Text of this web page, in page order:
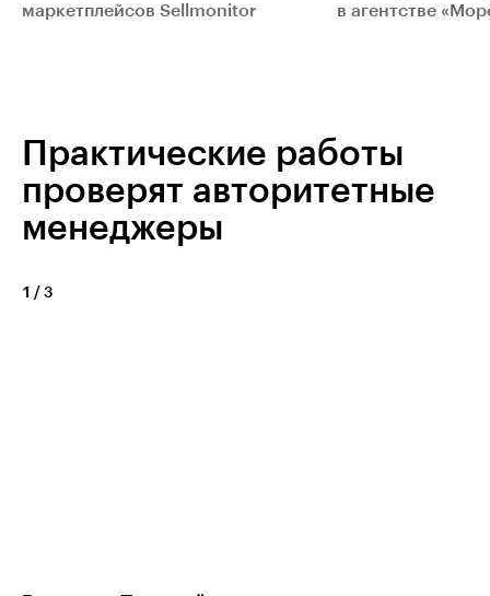
маркетплейсов Sellmonitor
в агентстве
Практические работы
проверят авторитетные
менеджеры
1 / 3